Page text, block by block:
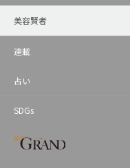
美容賢者
連載
占い
SDGs